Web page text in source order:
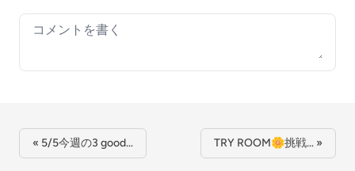
Your comment
« 5/5今週の3 good… TRY ROOM🌼挑戦… »